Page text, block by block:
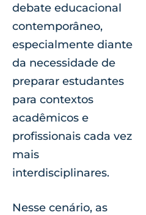
debate educacional
contemporâneo,
especialmente diante
da necessidade de
preparar estudantes
para contextos
acadêmicos e
profissionais cada vez
mais
interdisciplinares.
Nesse cenário, as